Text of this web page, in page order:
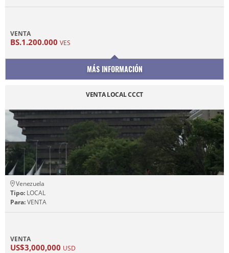
VENTA
BS.1.200.000 VES
MÁS INFORMACIÓN
VENTA LOCAL CCCT
Venezuela
Tipo: LOCAL
Para:VENTA
VENTA
US$3,000,000 USD